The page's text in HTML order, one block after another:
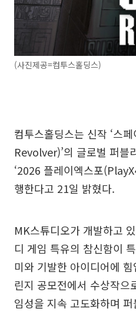
(사진제공=컴투스홀딩스)
컴투스홀딩스는 신작 ‘스
Revolver)’의 글로벌 퍼블
‘2026 플레이엑스포
행한다고 21일 밝혔다.
MK스튜디오가 개발하고
디 게임 특유의 참신함이
미와 기발한 아이디어에
린지 공모전에서 수상작으
임성을 지속 고도화하며